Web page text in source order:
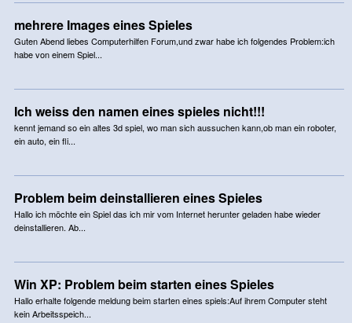
mehrere Images eines Spieles
Guten Abend liebes Computerhilfen Forum,und zwar habe ich folgendes Problem:ich
habe von einem Spiel...
Ich weiss den namen eines spieles nicht!!!
kennt jemand so ein altes 3d spiel, wo man sich aussuchen kann,ob man ein roboter,
ein auto, ein fli...
Problem beim deinstallieren eines Spieles
Hallo ich möchte ein Spiel das ich mir vom Internet herunter geladen habe wieder
deinstallieren. Ab...
Win XP: Problem beim starten eines Spieles
Hallo erhalte folgende meldung beim starten eines spiels:Auf ihrem Computer steht
kein Arbeitsspeich...